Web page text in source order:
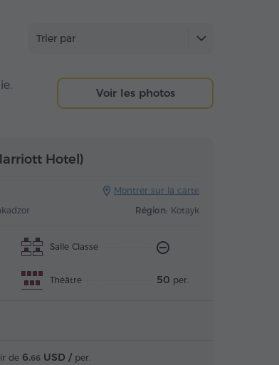
Trier par
Voir les photos
Hotel)
Montrer sur la carte
Région: Kotayk
Salle Classe
Théâtre 50 per.
de 6.66 USD / per.